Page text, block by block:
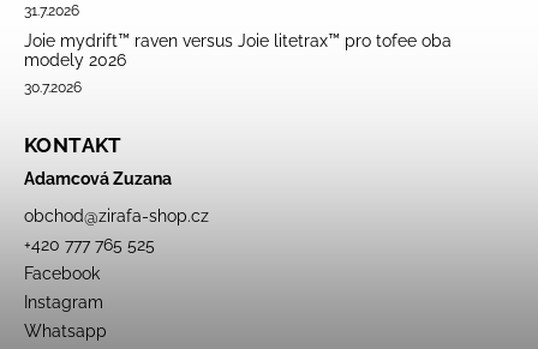
31.7.2026
Joie mydrift™ raven versus Joie litetrax™ pro tofee oba
modely 2026
30.7.2026
KONTAKT
Adamcová Zuzana
obchod@zirafa-shop.cz
+420 777 765 525
Facebook
Instagram
Whatsapp